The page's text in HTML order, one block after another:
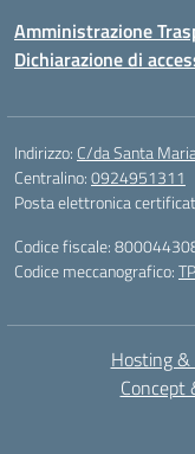
Amministrazione
Dichiarazione di
Indirizzo: C/da Santa
Centralino:0924951311
Posta elettronica
Codice fiscale:
Codice meccanografico:
Hosting &
Concept